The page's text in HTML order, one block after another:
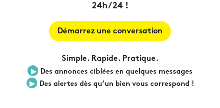
24h/24 !
Démarrez une conversation
Simple. Rapide. Pratique.
▶︎
Des annonces ciblées en quelques messages
▶︎ Des alertes dès qu’un bien vous correspond !